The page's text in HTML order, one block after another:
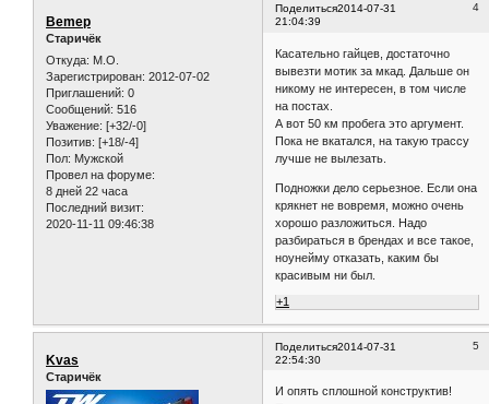
Поделиться 4
2014-07-31
21:04:39
Bemep
Старичёк
Откуда: М.О.
Зарегистрирован: 2012-07-02
Приглашений: 0
Сообщений: 516
Уважение: [+32/-0]
Позитив: [+18/-4]
Пол: Мужской
Провел на форуме:
8 дней 22 часа
Последний визит:
2020-11-11 09:46:38
Касательно гайцев, достаточно
вывезти мотик за мкад. Дальше он
никому не интересен, в том числе
на постах.
А вот 50 км пробега это аргумент.
Пока не вкатался, на такую трассу
лучше не вылезать.
Подножки дело серьезное. Если она
крякнет не вовремя, можно очень
хорошо разложиться. Надо
разбираться в брендах и все такое,
ноунейму отказать, каким бы
красивым ни был.
+1
Поделиться 5
2014-07-31
22:54:30
Kvas
Старичёк
И опять сплошной конструктив!